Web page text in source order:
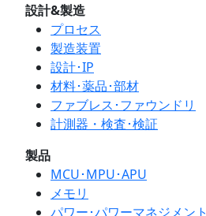
設計&製造
プロセス
製造装置
設計･IP
材料･薬品･部材
ファブレス･ファウンドリ
計測器・検査･検証
製品
MCU･MPU･APU
メモリ
パワー･パワーマネジメント